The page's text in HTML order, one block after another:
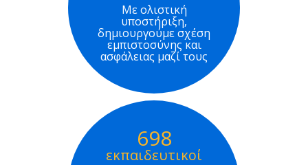
Με ολιστική
υποστήριξη,
δημιουργούμε σχέση
εμπιστοσύνης και
ασφάλειας μαζί τους
698
εκπαιδευτικοί